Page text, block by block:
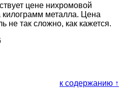
цене нихромовой
килограмм металла. Цена
не так сложно, как кажется.
к содержанию ↑